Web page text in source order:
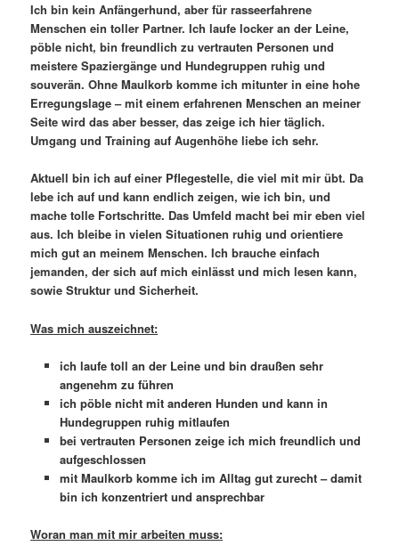
Ich bin kein Anfängerhund, aber für rasseerfahrene
Menschen ein toller Partner. Ich laufe locker an der Leine,
pöble nicht, bin freundlich zu vertrauten Personen und
meistere Spaziergänge und Hundegruppen ruhig und
souverän. Ohne Maulkorb komme ich mitunter in eine hohe
Erregungslage – mit einem erfahrenen Menschen an meiner
Seite wird das aber besser, das zeige ich hier täglich.
Umgang und Training auf Augenhöhe liebe ich sehr.
Aktuell bin ich auf einer Pflegestelle, die viel mit mir übt. Da
lebe ich auf und kann endlich zeigen, wie ich bin, und
mache tolle Fortschritte. Das Umfeld macht bei mir eben viel
aus. Ich bleibe in vielen Situationen ruhig und orientiere
mich gut an meinem Menschen. Ich brauche einfach
jemanden, der sich auf mich einlässt und mich lesen kann,
sowie Struktur und Sicherheit.
Was mich auszeichnet:
ich laufe toll an der Leine und bin draußen sehr
angenehm zu führen
ich pöble nicht mit anderen Hunden und kann in
Hundegruppen ruhig mitlaufen
bei vertrauten Personen zeige ich mich freundlich und
aufgeschlossen
mit Maulkorb komme ich im Alltag gut zurecht – damit
bin ich konzentriert und ansprechbar
Woran man mit mir arbeiten muss: